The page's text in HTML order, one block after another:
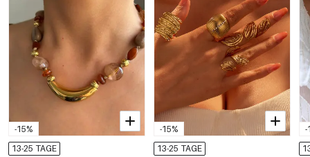
-15%
13-25 TAGE
-15%
13-25 TAGE
-